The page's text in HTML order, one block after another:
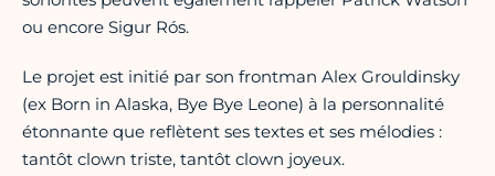
ou encore Sigur Rós.
Le projet est initié par son frontman Alex Grouldinsky
(ex Born in Alaska, Bye Bye Leone) à la personnalité
étonnante que reflètent ses textes et ses mélodies :
tantôt clown triste, tantôt clown joyeux.